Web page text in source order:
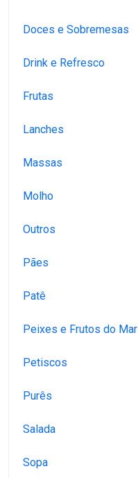
Doces e Sobremesas
Drink e Refresco
Frutas
Lanches
Massas
Molho
Outros
Pães
Patê
Peixes e Frutos do Mar
Petiscos
Purês
Salada
Sopa